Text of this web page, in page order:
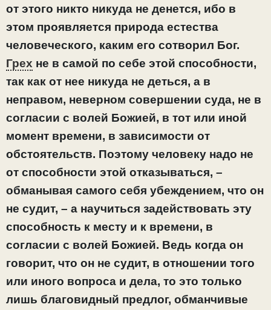
от этого никто никуда не денется, ибо в
этом проявляется природа естества
человеческого, каким его сотворил Бог.
Грех не в самой по себе этой способности,
так как от нее никуда не деться, а в
неправом, неверном совершении суда, не в
согласии с волей Божией, в тот или иной
момент времени, в зависимости от
обстоятельств. Поэтому человеку надо не
от способности этой отказываться, –
обманывая самого себя убеждением, что он
не судит, – а научиться задействовать эту
способность к месту и к времени, в
согласии с волей Божией. Ведь когда он
говорит, что он не судит, в отношении того
или иного вопроса и дела, то это только
лишь благовидный предлог, обманчивые